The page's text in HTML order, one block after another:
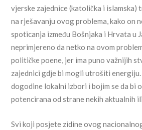
vjerske zajednice (katolička i
na rješavanju ovog problema, kako on
spoticanja između Bošnjaka i Hrvata u
neprimjereno da netko na ovom
političke poene, jer ima puno važnijih
zajednici gdje bi mogli utrošiti energiju.
dogodine lokalni izbori i bojim se da bi
potencirana od strane nekih aktualnih
Svi koji posjete zidine ovog